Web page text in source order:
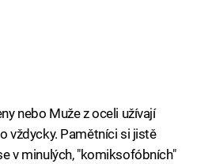
nebo Muže z oceli užívají
vždycky. Pamětníci si jistě
v minulých, "komiksofóbních"